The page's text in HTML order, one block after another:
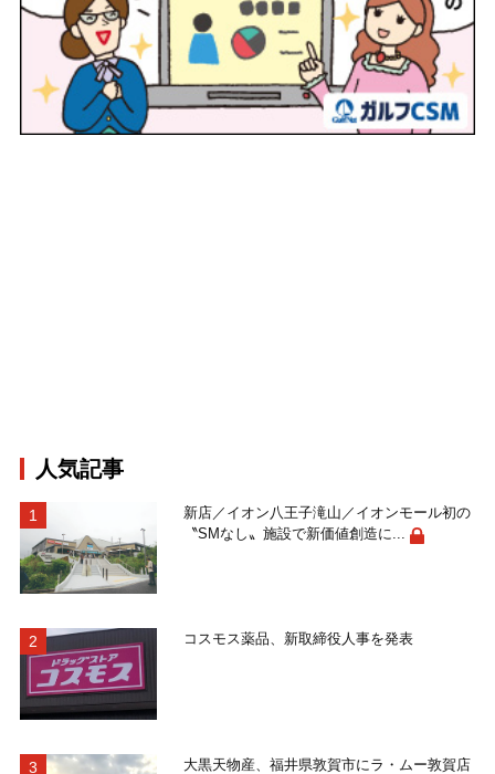
人気記事
新店／イオン八王子滝山／イオンモール初の
〝SMなし〟施設で新価値創造に...
コスモス薬品、新取締役人事を発表
大黒天物産、福井県敦賀市にラ・ムー敦賀店